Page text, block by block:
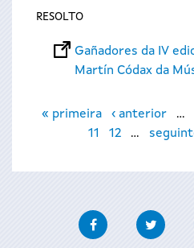
RESOLTO
Gañadores da IV
Martín Códax da
Páxinas
« primeira ‹ anterior …
11
12 …
Facebook